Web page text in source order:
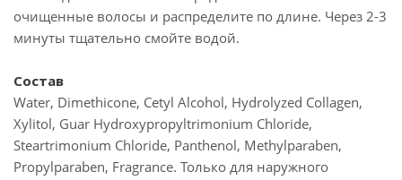
очищенные волосы и распределите по длине. Через 2-3
минуты тщательно смойте водой.
Состав
Water, Dimethicone, Cetyl Alcohol, Hydrolyzed Collagen,
Xylitol, Guar Hydroxypropyltrimonium Chloride,
Steartrimonium Chloride, Panthenol, Methylparaben,
Propylparaben, Fragrance. Только для наружного